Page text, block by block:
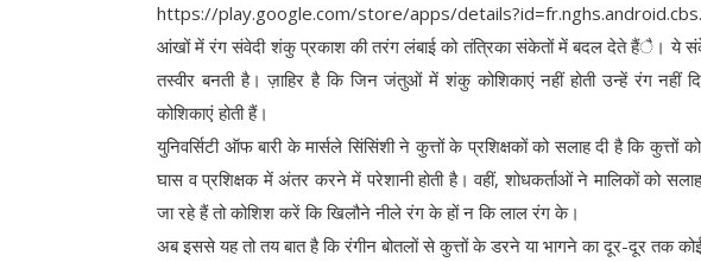
https://play.google.com/store/apps/
आंखों में रंग संवेदी शंकु प्रकाश की तरंग लंबाई को तंत्रिका संकेतों में बदल देते हैंै। ये
तस्वीर बनती है। ज़ाहिर है कि जिन जंतुओं में शंकु कोशिकाएं नहीं होती उन्हें रंग
कोशिकाएं होती हैं।
युनिवर्सिटी ऑफ बारी के मार्सले सिंसिंशी ने कुत्तों के प्रशिक्षकों को सलाह दी है कि
घास व प्रशिक्षक में अंतर करने में परेशानी होती है। वहीं, शोधकर्ताओं ने मालिकों को
जा रहे हैं तो कोशिश करें कि खिलौने नीले रंग के हों न कि लाल रंग के।
अब इससे यह तो तय बात है कि रंगीन बोतलों से कुत्तों के डरने या भागने का दूर-दूर तक कोई